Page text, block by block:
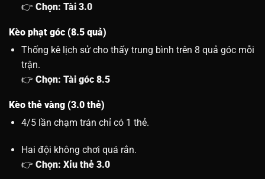
👉 Chọn: Tài 3.0
Kèo phạt góc (8.5 quả)
Thống kê lịch sử cho thấy trung bình trên 8 quả góc mỗi
trận.
👉 Chọn: Tài góc 8.5
Kèo thẻ vàng (3.0 thẻ)
4/5 lần chạm trán chỉ có 1 thẻ.
Hai đội không chơi quá rắn.
👉 Chọn: Xỉu thẻ 3.0